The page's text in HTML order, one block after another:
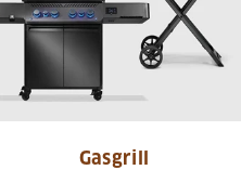
Gasgrill